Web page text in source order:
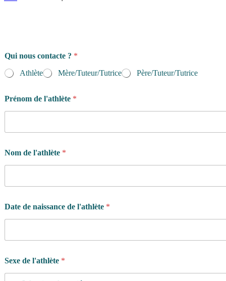
Qui nous contacte ? *
Athlète
Mère/Tuteur/Tutrice Père/Tuteur/Tutrice
Prénom de l'athlète *
Nom de l'athlète *
Date de naissance de l'athlète *
Sexe de l'athlète *